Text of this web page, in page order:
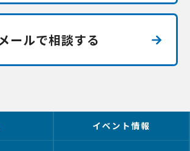
ールで相談する
イベント情報